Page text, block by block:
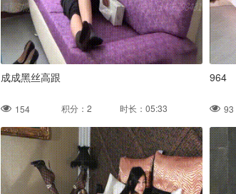
成成黑丝高跟
154 积分：2 时长：05:33
964
93